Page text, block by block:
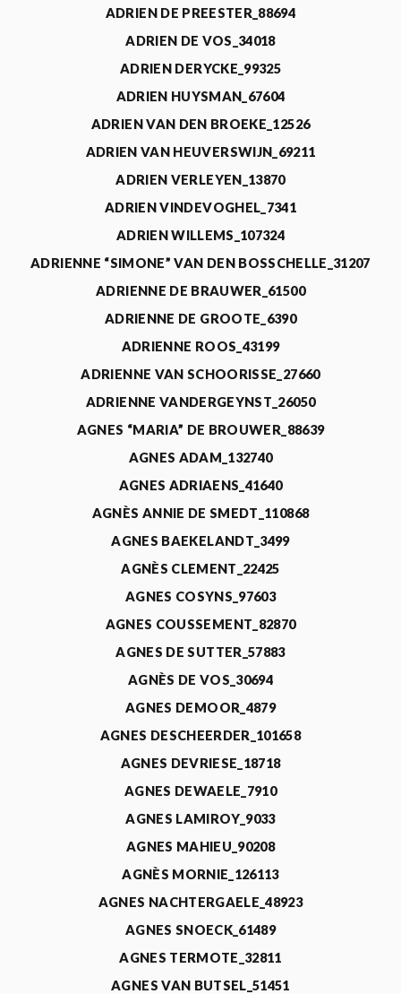
ADRIEN DE PREESTER_88694
ADRIEN DE VOS_34018
ADRIEN DERYCKE_99325
ADRIEN HUYSMAN_67604
ADRIEN VAN DEN BROEKE_12526
ADRIEN VAN HEUVERSWIJN_69211
ADRIEN VERLEYEN_13870
ADRIEN VINDEVOGHEL_7341
ADRIEN WILLEMS_107324
ADRIENNE “SIMONE” VAN DEN BOSSCHELLE_31207
ADRIENNE DE BRAUWER_61500
ADRIENNE DE GROOTE_6390
ADRIENNE ROOS_43199
ADRIENNE VAN SCHOORISSE_27660
ADRIENNE VANDERGEYNST_26050
AGNES “MARIA” DE BROUWER_88639
AGNES ADAM_132740
AGNES ADRIAENS_41640
AGNÈS ANNIE DE SMEDT_110868
AGNES BAEKELANDT_3499
AGNÈS CLEMENT_22425
AGNES COSYNS_97603
AGNES COUSSEMENT_82870
AGNES DE SUTTER_57883
AGNÈS DE VOS_30694
AGNES DEMOOR_4879
AGNES DESCHEERDER_101658
AGNES DEVRIESE_18718
AGNES DEWAELE_7910
AGNES LAMIROY_9033
AGNES MAHIEU_90208
AGNÈS MORNIE_126113
AGNES NACHTERGAELE_48923
AGNES SNOECK_61489
AGNES TERMOTE_32811
AGNES VAN BUTSEL_51451